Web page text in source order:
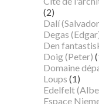
(2)
Dalí
Degas
Den
Doig (Peter)
Domaine
Loups (1)
Edelfelt
Espace